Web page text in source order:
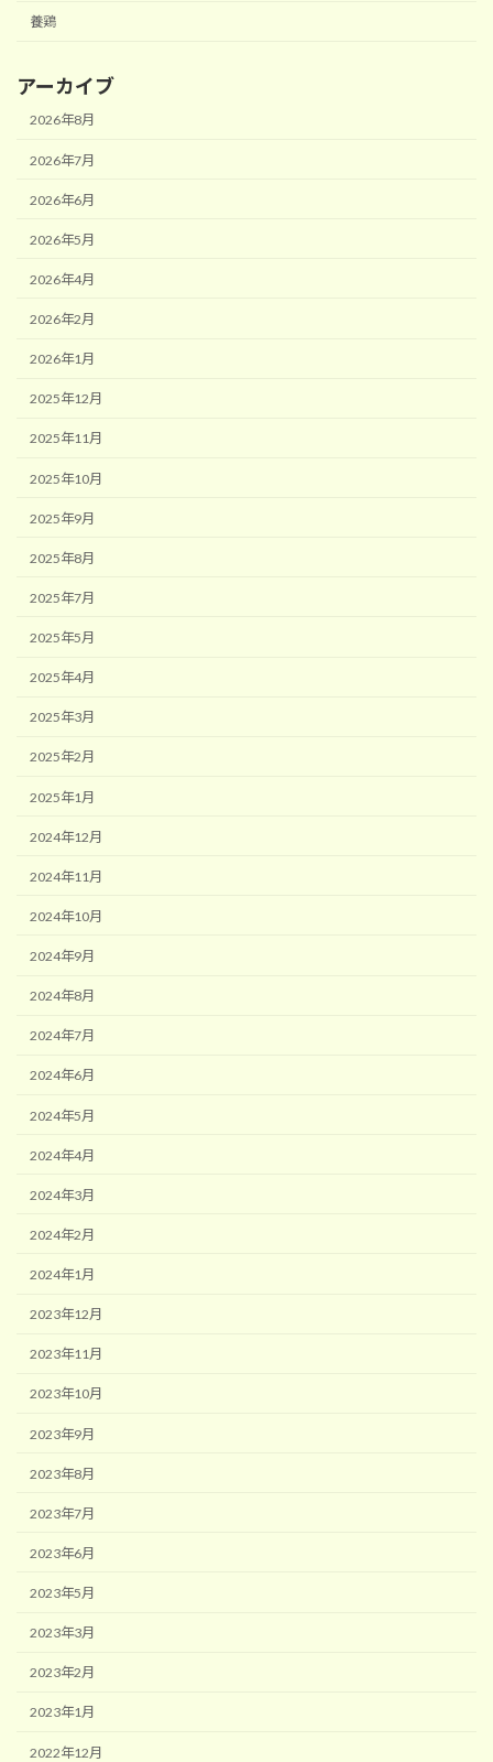
養鶏
アーカイブ
2026年8月
2026年7月
2026年6月
2026年5月
2026年4月
2026年2月
2026年1月
2025年12月
2025年11月
2025年10月
2025年9月
2025年8月
2025年7月
2025年5月
2025年4月
2025年3月
2025年2月
2025年1月
2024年12月
2024年11月
2024年10月
2024年9月
2024年8月
2024年7月
2024年6月
2024年5月
2024年4月
2024年3月
2024年2月
2024年1月
2023年12月
2023年11月
2023年10月
2023年9月
2023年8月
2023年7月
2023年6月
2023年5月
2023年3月
2023年2月
2023年1月
2022年12月